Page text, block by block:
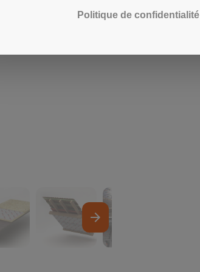
arrow_forward
Politique de confidentialité